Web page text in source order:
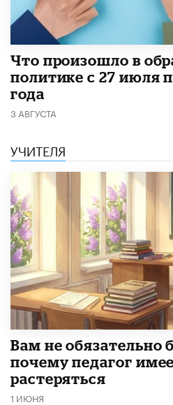
​Что произошло в
политике с 27 июля
года
3 АВГУСТА
УЧИТЕЛЯ
​Вам не обязательно
почему педагог
растеряться
1 ИЮНЯ